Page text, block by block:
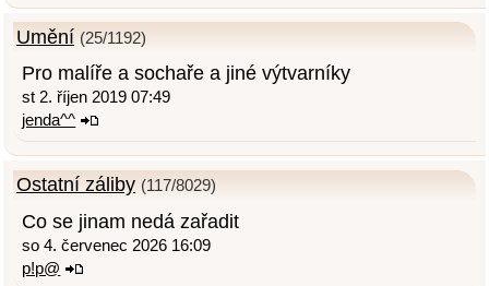
Umění (25/1192)
Pro malíře a sochaře a jiné výtvarníky
st 2. říjen 2019 07:49
jenda^^
Ostatní záliby (117/8029)
Co se jinam nedá zařadit
so 4. červenec 2026 16:09
p!p@